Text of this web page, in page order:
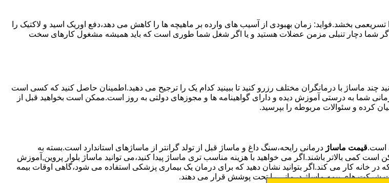
بخشد.فواید: زمان بهبودی از آسیب های وارده بر ماهیچه ها را کاهش می دهد،دفع اوریک اسید و لاکتیک را
اگر شما دچار تنبلی مزمن عضلات هستید و یا اگر شغل شما طوری است که باید همیشه مشغول کارهای سخت
چند ماساژ با درمانگران مختلف رزرو کنید تا ببینید کدام یک را ترجیح می دهید.اطمینان حاصل کنید که کسی است
شما به درستی آموزش دیده و دارای گواهینامه ها و مجوزهای دولتی به روز است.ممکن است بخواهید قبل از
کرده و سئوالات مربوطه را بپرسید.
قیمت ماساژ درمانی رایحه،سنگ داغ و ماساژ قبل از تولد گرانتر از ماساژهای استاندارد است.بسته به
کمی بالاتر باشند.اگر می خواهید با هزینه مناسب تری ماساژ پیدا کنید،می توانید ماساژ بلوار پروین,آموزش
در خانه کار می کند.اگر بتوانید نشان دهید که برای درمان یک بیماری پزشکی استفاده می شود،گاهی اوقات بیمه
شرکت های بیمه ماساژ درمانی را تحت پوشش قرار می دهند.